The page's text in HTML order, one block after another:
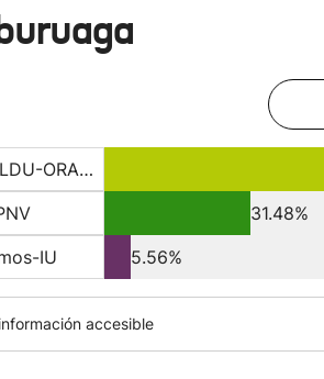
EH BILDU-ORAIN ERREP
31.48%
IU
5.56%
accesible